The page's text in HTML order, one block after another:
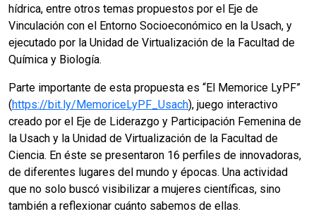
hídrica, entre otros temas propuestos por el Eje de
Vinculación con el Entorno Socioeconómico en la Usach, y
ejecutado por la Unidad de Virtualización de la Facultad de
Química y Biología.
Parte importante de esta propuesta es “El Memorice LyPF”
(https://bit.ly/MemoriceLyPF_Usach), juego interactivo
creado por el Eje de Liderazgo y Participación Femenina de
la Usach y la Unidad de Virtualización de la Facultad de
Ciencia. En éste se presentaron 16 perfiles de innovadoras,
de diferentes lugares del mundo y épocas. Una actividad
que no solo buscó visibilizar a mujeres científicas, sino
también a reflexionar cuánto sabemos de ellas.